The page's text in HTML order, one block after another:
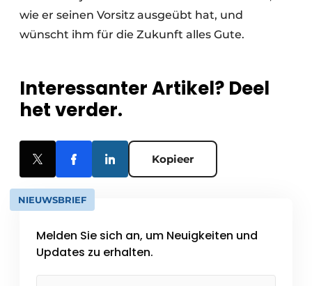
wie er seinen Vorsitz ausgeübt hat, und
wünscht ihm für die Zukunft alles Gute.
Interessanter Artikel? Deel
het verder.
Kopieer
NIEUWSBRIEF
Melden Sie sich an, um Neuigkeiten und
Updates zu erhalten.